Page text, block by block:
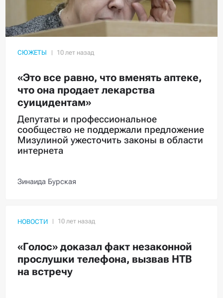
СЮЖЕТЫ
«Это все равно, что вменять аптеке,
что она продает лекарства
суицидентам»
Депутаты и профессиональное
сообщество не поддержали предложение
Мизулиной ужесточить законы в области
интернета
Зинаида Бурская
НОВОСТИ
«Голос» доказал факт незаконной
прослушки телефона, вызвав НТВ
на встречу